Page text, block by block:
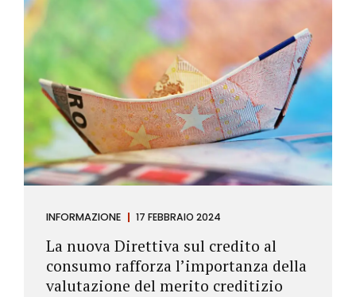
INFORMAZIONE 17 FEBBRAIO 2024
La nuova Direttiva sul credito al
consumo rafforza l’importanza della
valutazione del merito creditizio